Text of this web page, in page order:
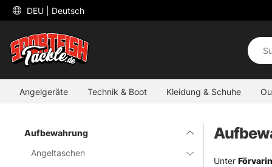
DEU | Deutsch
Angelgeräte Technik & Boot Kleidung & Schuhe
Aufbewahrung
Angeltaschen
Unter